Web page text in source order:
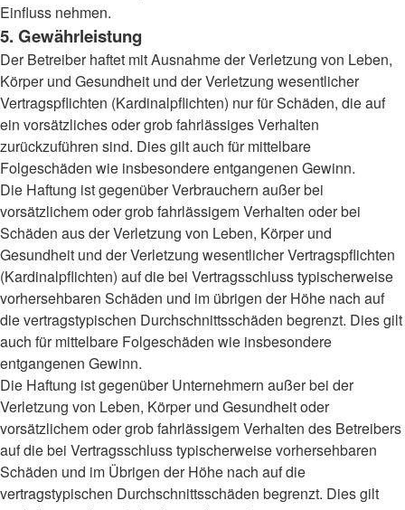
Einfluss nehmen.
5. Gewährleistung
Der Betreiber haftet mit Ausnahme der Verletzung von Leben,
Körper und Gesundheit und der Verletzung wesentlicher
Vertragspflichten (Kardinalpflichten) nur für Schäden, die auf
ein vorsätzliches oder grob fahrlässiges Verhalten
zurückzuführen sind. Dies gilt auch für mittelbare
Folgeschäden wie insbesondere entgangenen Gewinn.
Die Haftung ist gegenüber Verbrauchern außer bei
vorsätzlichem oder grob fahrlässigem Verhalten oder bei
Schäden aus der Verletzung von Leben, Körper und
Gesundheit und der Verletzung wesentlicher Vertragspflichten
(Kardinalpflichten) auf die bei Vertragsschluss typischerweise
vorhersehbaren Schäden und im übrigen der Höhe nach auf
die vertragstypischen Durchschnittsschäden begrenzt. Dies gilt
auch für mittelbare Folgeschäden wie insbesondere
entgangenen Gewinn.
Die Haftung ist gegenüber Unternehmern außer bei der
Verletzung von Leben, Körper und Gesundheit oder
vorsätzlichem oder grob fahrlässigem Verhalten des Betreibers
auf die bei Vertragsschluss typischerweise vorhersehbaren
Schäden und im Übrigen der Höhe nach auf die
vertragstypischen Durchschnittsschäden begrenzt. Dies gilt